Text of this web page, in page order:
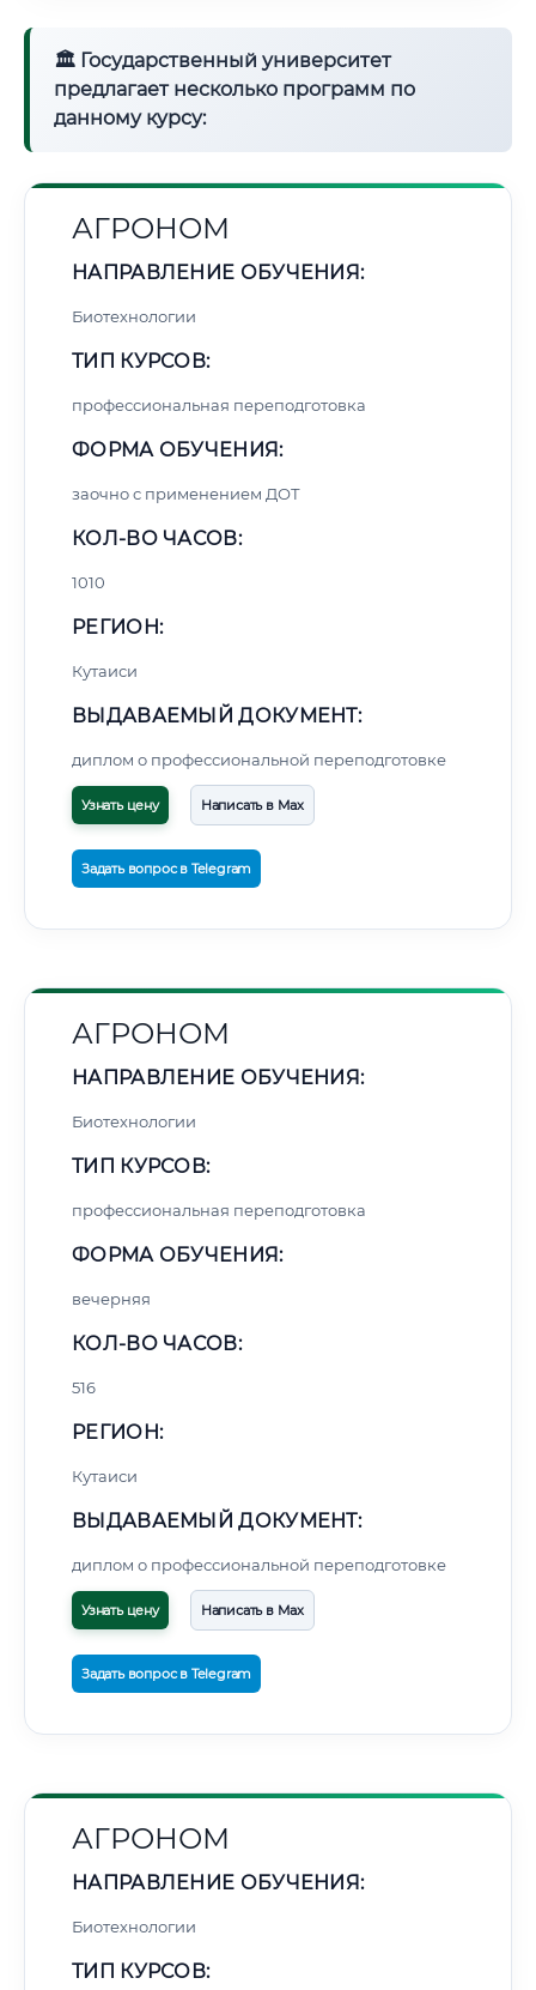
🏛 Государственный университет
предлагает несколько программ по
данному курсу:
АГРОНОМ
НАПРАВЛЕНИЕ ОБУЧЕНИЯ:
Биотехнологии
ТИП КУРСОВ:
профессиональная переподготовка
ФОРМА ОБУЧЕНИЯ:
заочно с применением ДОТ
КОЛ-ВО ЧАСОВ:
1010
РЕГИОН:
Кутаиси
ВЫДАВАЕМЫЙ ДОКУМЕНТ:
диплом о профессиональной переподготовке
Узнать цену Написать в Max
Задать вопрос в Telegram
АГРОНОМ
НАПРАВЛЕНИЕ ОБУЧЕНИЯ:
Биотехнологии
ТИП КУРСОВ:
профессиональная переподготовка
ФОРМА ОБУЧЕНИЯ:
вечерняя
КОЛ-ВО ЧАСОВ:
516
РЕГИОН:
Кутаиси
ВЫДАВАЕМЫЙ ДОКУМЕНТ:
диплом о профессиональной переподготовке
Узнать цену Написать в Max
Задать вопрос в Telegram
АГРОНОМ
НАПРАВЛЕНИЕ ОБУЧЕНИЯ:
Биотехнологии
ТИП КУРСОВ: